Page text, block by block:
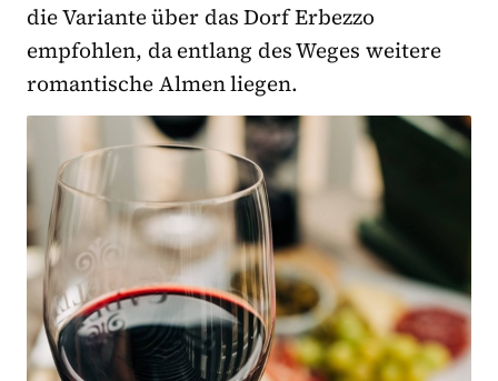
die Variante über das Dorf Erbezzo
empfohlen, da entlang des Weges weitere
romantische Almen liegen.